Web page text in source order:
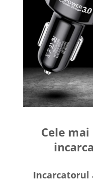
Cele
Incarcatorul